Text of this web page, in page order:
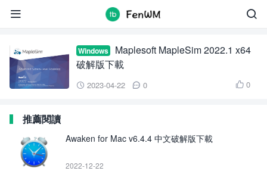

 Maplesoft MapleSim
Windows
Maplesoft MapleSim 2022.1 x64
破解版下載
 2023-04-22  0  0
推薦閱讀
Awaken for Mac v6.4.4 中文破解版下載
2022-12-22